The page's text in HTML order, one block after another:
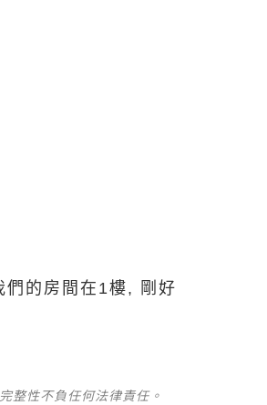
的房間在1樓, 剛好
整性不負任何法律責任。